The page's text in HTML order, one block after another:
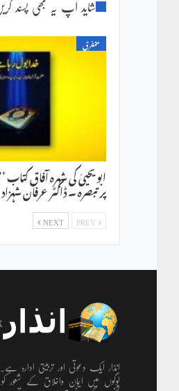
شاید آپ یہ بھی پسند
متفرق
ابو یحییٰ کی شہرہ آفاق
پر تبصرہ ۔ ڈاکٹر عرفان شہزاد
NEXT
انذار ایک دعوتی اور تربیتی ادارہ
لوگوں میں ایمان واخلاق کے شعور